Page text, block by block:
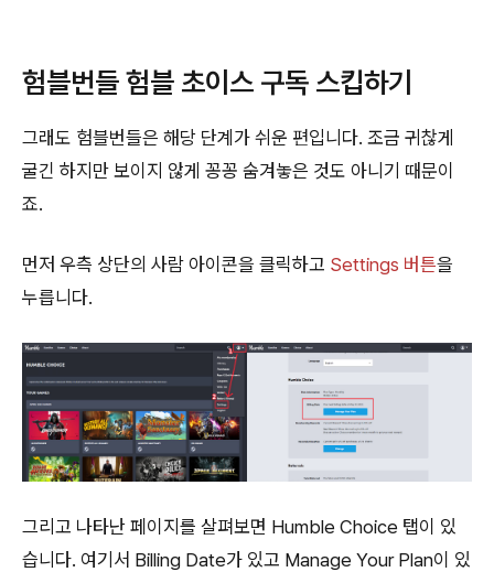
험블번들 험블 초이스 구독 스킵하기
그래도 험블번들은 해당 단계가 쉬운 편입니다. 조금 귀찮게
굴긴 하지만 보이지 않게 꽁꽁 숨겨놓은 것도 아니기 때문이
죠.
먼저 우측 상단의 사람 아이콘을 클릭하고 Settings 버튼을
누릅니다.
그리고 나타난 페이지를 살펴보면 Humble Choice 탭이 있
습니다. 여기서 Billing Date가 있고 Manage Your Plan이 있